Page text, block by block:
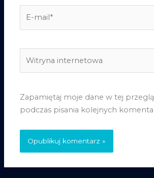
internetowa
Zapamiętaj moje dane w tej
podczas pisania kolejnych